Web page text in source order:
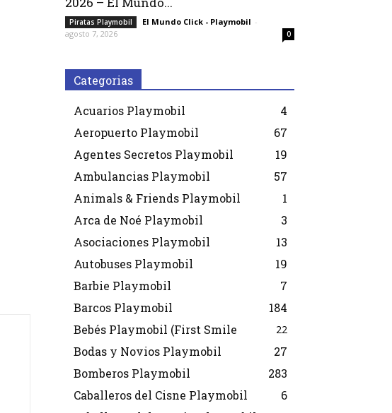
Piratas Playmobil El Mundo Click - Playmobil -
agosto 7, 2026
0
Categorias
Acuarios Playmobil
4
Aeropuerto Playmobil
67
Agentes Secretos Playmobil
19
Ambulancias Playmobil
57
Animals & Friends Playmobil
1
Arca de Noé Playmobil
3
Asociaciones Playmobil
13
Autobuses Playmobil
19
Barbie Playmobil
7
Barcos Playmobil
184
Bebés Playmobil (First Smile
22
Bodas y Novios Playmobil
27
Bomberos Playmobil
283
Caballeros del Cisne Playmobil
6